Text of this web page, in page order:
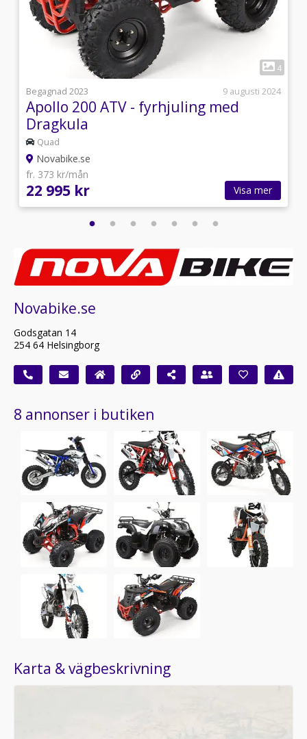
1
4
Begagnad 2023
9 augusti 2024
Apollo 200 ATV - fyrhjuling med
Dragkula
Quad
Novabike.se
fr. 373 kr/mån
22 995 kr Visa mer
Novabike.se
Godsgatan 14
254 64 Helsingborg
8 annonser i butiken
Karta & vägbeskrivning